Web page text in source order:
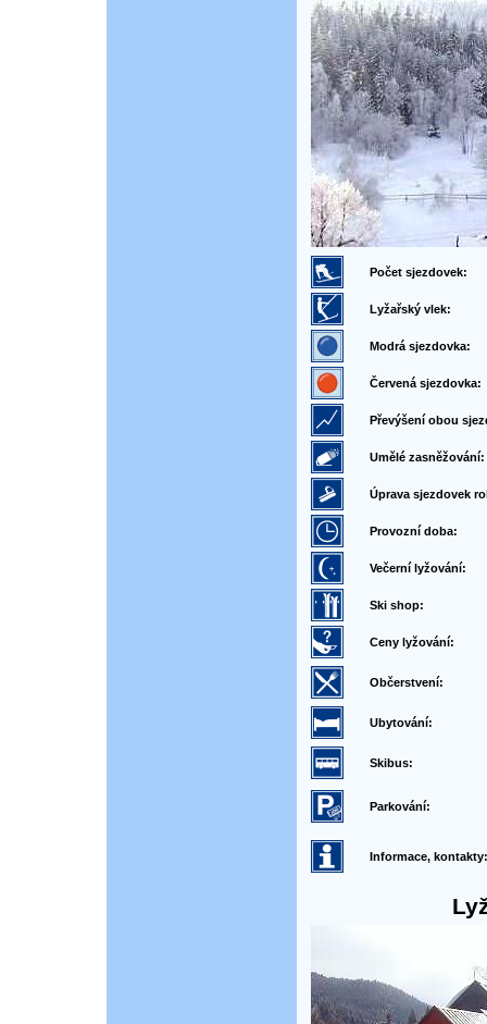
Počet sjezdovek:
Lyžařský vlek:
Modrá sjezdovka:
Červená sjezdovka:
Převýšení obou
Umělé zasněžování:
Úprava sjezdovek
Provozní doba:
Večerní lyžování:
Ski shop:
Ceny lyžování:
Občerstvení:
Ubytování:
Skibus:
Parkování:
Informace, kontakty: